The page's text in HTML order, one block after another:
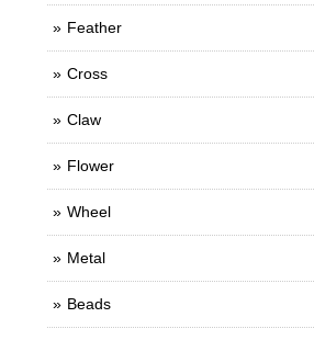
Feather
Cross
Claw
Flower
Wheel
Metal
Beads